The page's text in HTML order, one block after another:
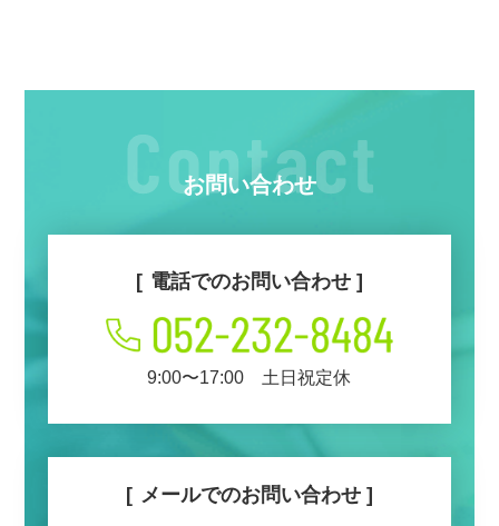
お問い合わせ
電話でのお問い合わせ
9:00〜17:00 土日祝定休
メールでのお問い合わせ